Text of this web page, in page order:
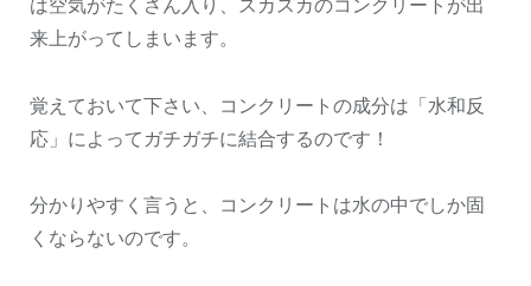
は空気がたくさん入り、スカスカのコンクリートが出
来上がってしまいます。
覚えておいて下さい、コンクリートの成分は「水和反
応」によってガチガチに結合するのです！
分かりやすく言うと、コンクリートは水の中でしか固
くならないのです。